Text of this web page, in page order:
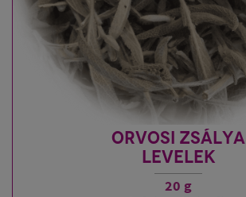
ORVOSI ZSÁLYA
LEVELEK
20 g